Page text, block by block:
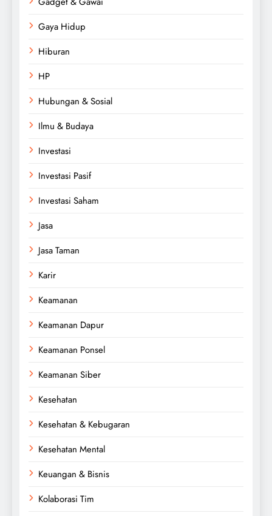
Gaya Hidup
Hiburan
HP
Hubungan & Sosial
Ilmu & Budaya
Investasi
Investasi Pasif
Investasi Saham
Jasa
Jasa Taman
Karir
Keamanan
Keamanan Dapur
Keamanan Ponsel
Keamanan Siber
Kesehatan
Kesehatan & Kebugaran
Kesehatan Mental
Keuangan & Bisnis
Kolaborasi Tim